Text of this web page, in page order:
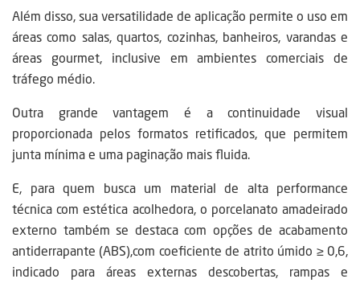
Além disso, sua versatilidade de aplicação permite o uso em
áreas como salas, quartos, cozinhas, banheiros, varandas e
áreas gourmet, inclusive em ambientes comerciais de
tráfego médio.
Outra grande vantagem é a continuidade visual
proporcionada pelos formatos retificados, que permitem
junta mínima e uma paginação mais fluida.
E, para quem busca um material de alta performance
técnica com estética acolhedora, o porcelanato amadeirado
externo também se destaca com opções de acabamento
antiderrapante (ABS),com coeficiente de atrito úmido ≥ 0,6,
indicado para áreas externas descobertas, rampas e